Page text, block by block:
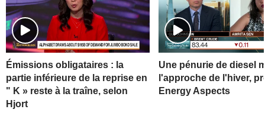
Émissions obligataires : la
partie inférieure de la reprise en
" K » reste à la traîne, selon
Hjort
Une pénurie de diesel
l'approche de l'hiver,
Energy Aspects